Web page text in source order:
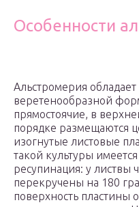
Особенности
Альстромерия
веретенообразной
прямостоячие, в
порядке размещаются
изогнутые листовые
такой культуры
ресупинация: у листвы
перекручены на 180
поверхность пластины